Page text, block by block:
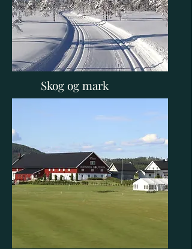
Skog og mark